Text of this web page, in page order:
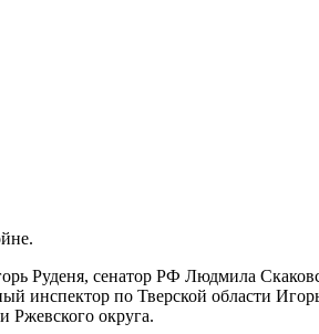
Руденя, сенатор РФ Людмила
инспектор по Тверской области
Ржевского округа.